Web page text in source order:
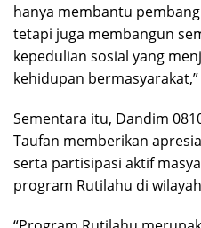
hanya membantu
tetapi juga membangun
kepedulian sosial yang
kehidupan
Sementara itu, Dandim
Taufan memberikan
serta partisipasi aktif
program Rutilahu di